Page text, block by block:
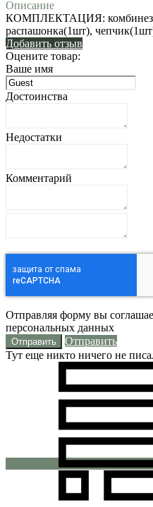
Описание
КОМПЛЕКТАЦИЯ:
распашонка(1шт),
Добавить отзыв
Оцените товар:
Ваше имя
Достоинства
Недостатки
Комментарий
Отправляя форму вы
персональных данных
Отправить
Тут еще никто ничего не